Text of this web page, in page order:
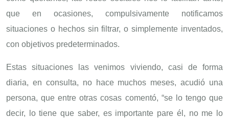
que en ocasiones, compulsivamente notificamos
situaciones o hechos sin filtrar, o simplemente inventados,
con objetivos predeterminados.
Estas situaciones las venimos viviendo, casi de forma
diaria, en consulta, no hace muchos meses, acudió una
persona, que entre otras cosas comentó, “se lo tengo que
decir, lo tiene que saber, es importante pare él, no me lo